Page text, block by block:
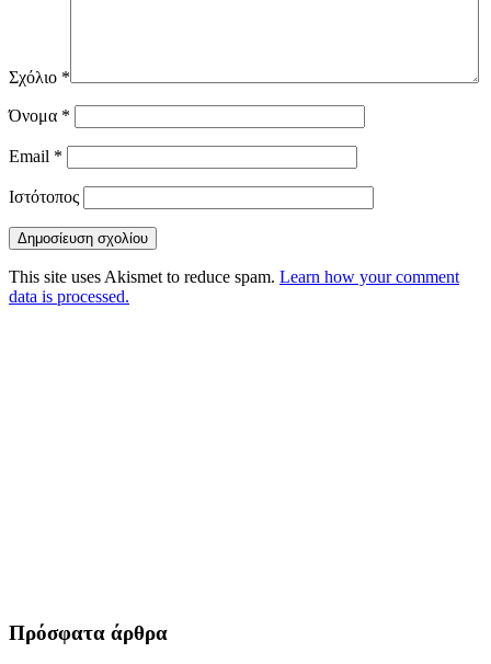
Σχόλιο *
Όνομα *
Email *
Ιστότοπος
This site uses Akismet to reduce spam. Learn how your comment
data is processed.
Πρόσφατα άρθρα